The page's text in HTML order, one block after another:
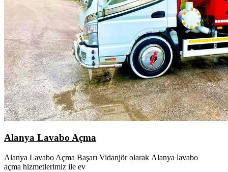
Alanya Lavabo Açma
Alanya Lavabo Açma Başarı Vidanjör olarak Alanya lavabo
açma hizmetlerimiz ile ev